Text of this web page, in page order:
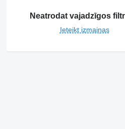
Neatrodat vajadzīgos
Ieteikt izmaiņas